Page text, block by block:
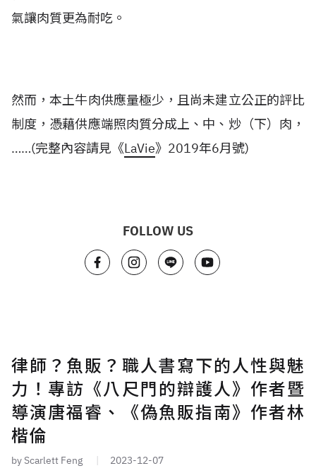
氣讓肉質更為耐吃。
然而，本土牛肉供應量極少，且尚未建立公正的評比
制度，憑藉供應端照肉質分成上、中、炒（下）肉，
……(完整內容請見《LaVie》2019年6月號)
FOLLOW US
律師？魚販？職人書寫下的人性與魅
力！專訪《八尺門的辯護人》作者暨
導演唐福睿、《偽魚販指南》作者林
楷倫
by Scarlett Feng 2023-12-07